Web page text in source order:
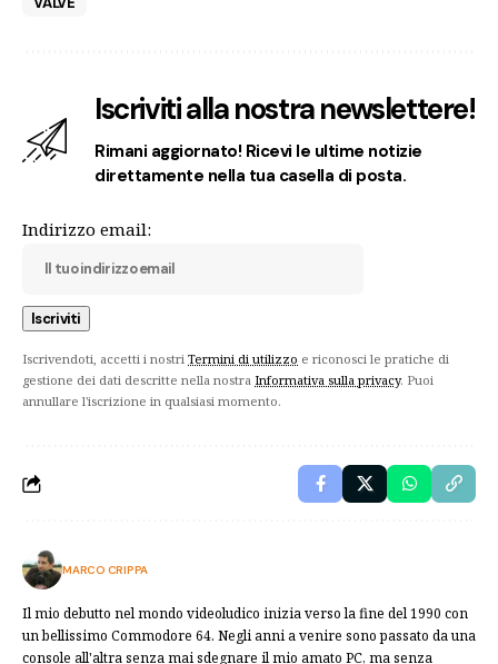
Iscriviti alla nostra newslettere!
Rimani aggiornato! Ricevi le ultime notizie
direttamente nella tua casella di posta.
Indirizzo email:
Iscrivendoti, accetti i nostri Termini di utilizzo e riconosci le pratiche di
gestione dei dati descritte nella nostra Informativa sulla privacy. Puoi
annullare l'iscrizione in qualsiasi momento.
MARCO CRIPPA
Il mio debutto nel mondo videoludico inizia verso la fine del 1990 con
un bellissimo Commodore 64. Negli anni a venire sono passato da una
console all'altra senza mai sdegnare il mio amato PC, ma senza